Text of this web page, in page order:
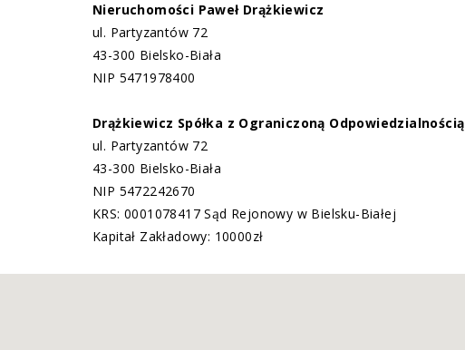
Nieruchomości Paweł Drążkiewicz
ul. Partyzantów 72
43-300 Bielsko-Biała
NIP 5471978400
Drążkiewicz Spółka z Ograniczoną Odpowiedzialnością
ul. Partyzantów 72
43-300 Bielsko-Biała
NIP 5472242670
KRS: 0001078417 Sąd Rejonowy w Bielsku-Białej
Kapitał Zakładowy: 10000zł